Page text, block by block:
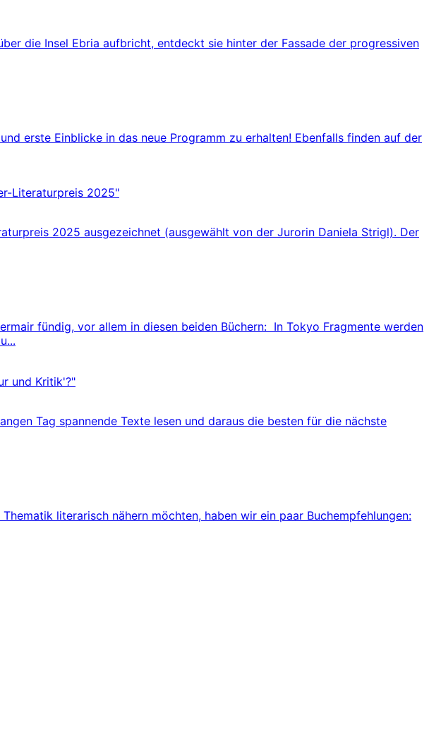
die Insel Ebria aufbricht, entdeckt sie hinter der Fassade der progressiven
erste Einblicke in das neue Programm zu erhalten! Ebenfalls finden auf der
2025 ausgezeichnet (ausgewählt von der Jurorin Daniela Strigl). Der
fündig, vor allem in diesen beiden Büchern: In Tokyo Fragmente werden
Tag spannende Texte lesen und daraus die besten für die nächste
literarisch nähern möchten, haben wir ein paar Buchempfehlungen: